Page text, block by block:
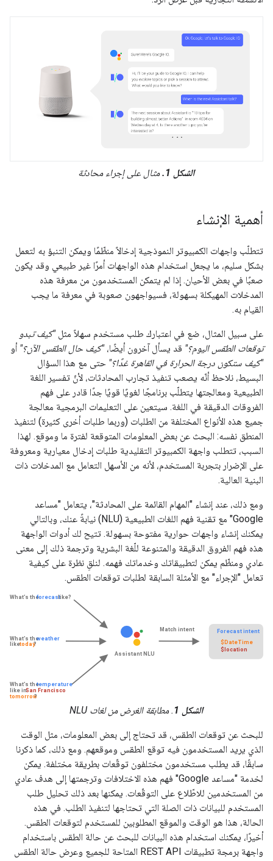
الشكل 1. مثال على إجراء محادثة
أهمية الإنشاء
تتطلّب واجهات الكمبيوتر النموذجية إدخالاً منظّمًا ويمكن التنبؤ به لتعمل
بشكل سليم، ما يجعل استخدام هذه الواجهات أمرًا غير طبيعي وقد يكون
صعبًا في بعض الأحيان. إذا لم يتمكن المستخدمون من معرفة هذه
المدخلات المهيكلة بسهولة، فسيواجهون صعوبة في معرفة ما يجب
القيام به.
على سبيل المثال، ضع في اعتبارك طلب مستخدم سهلاً مثل"كيف تبدو
توقعات الطقس اليوم؟" قد يسأل آخرون أيضًا،"كيف حال الطقس الآن؟" أو
"كيف ستكون درجة الحرارة في القاهرة غدًا؟" حتى مع هذا السؤال
البسيط، نلاحظ أنّه يصعب تنفيذ تجارب المحادثات، لأنّ تفسير اللغة
الطبيعية ومعالجتها يتطلّب برنامجًا لغويًا قويًا جدًا قادر على فهم
الفروقات الدقيقة في اللغة. سيتعين على التعليمات البرمجية معالجة
جميع هذه الأنواع المختلفة من الطلبات (وربما طلبات أخرى كثيرة) لتنفيذ
المنطق نفسه: البحث عن بعض المعلومات المتوقعة لفترة ما وموقع. لهذا
السبب، تتطلب واجهة الكمبيوتر التقليدية طلبات إدخال معيارية ومعروفة
على الإضرار بتجربة المستخدم، لأنه من الأسهل التعامل مع المدخلات ذات
البنية العالية.
ومع ذلك، عند إنشاء "المهام القائمة على المحادثة"، يتعامل "مساعد
Google" مع تقنية فهم اللغات الطبيعية (NLU) نيابةً عنك، وبالتالي
يمكنك إنشاء واجهات حوارية مفتوحة بسهولة. تتيح لك أدوات الواجهة
هذه فهم الفروق الدقيقة والمتنوعة للّغة البشرية وترجمة ذلك إلى معنى
عادي ومنظّم يمكن لتطبيقاتك وخدماتك فهمه. لنلقِ نظرة على كيفية
تعامل "الإجراء" مع الأمثلة السابقة لطلبات توقعات الطقس.
الشكل 1 . مطابقة الغرض من لغات NLU
للبحث عن توقعات الطقس، قد تحتاج إلى بعض المعلومات، مثل الوقت
الذي يريد المستخدمون فيه توقع الطقس وموقعهم. ومع ذلك، كما ذكرنا
سابقًا، قد يطلب مستخدمون مختلفون توقّعات بطريقة مختلفة. يمكن
لخدمة "مساعد Google" فهم هذه الاختلافات وترجمتها إلى هدف عادي
من المستخدمين للاطّلاع على التوقّعات. يمكنها بعد ذلك تحليل طلب
المستخدم للبيانات ذات الصلة التي تحتاجها لتنفيذ الطلب. في هذه
الحالة، هذا هو الوقت والموقع المطلوبين للمستخدم لتوقعات الطقس.
أخيرًا، يمكنك استخدام هذه البيانات للبحث عن حالة الطقس باستخدام
واجهة برمجة تطبيقات REST API المتاحة للجميع وعرض حالة الطقس